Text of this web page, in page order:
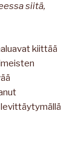
siitä,
kiittää